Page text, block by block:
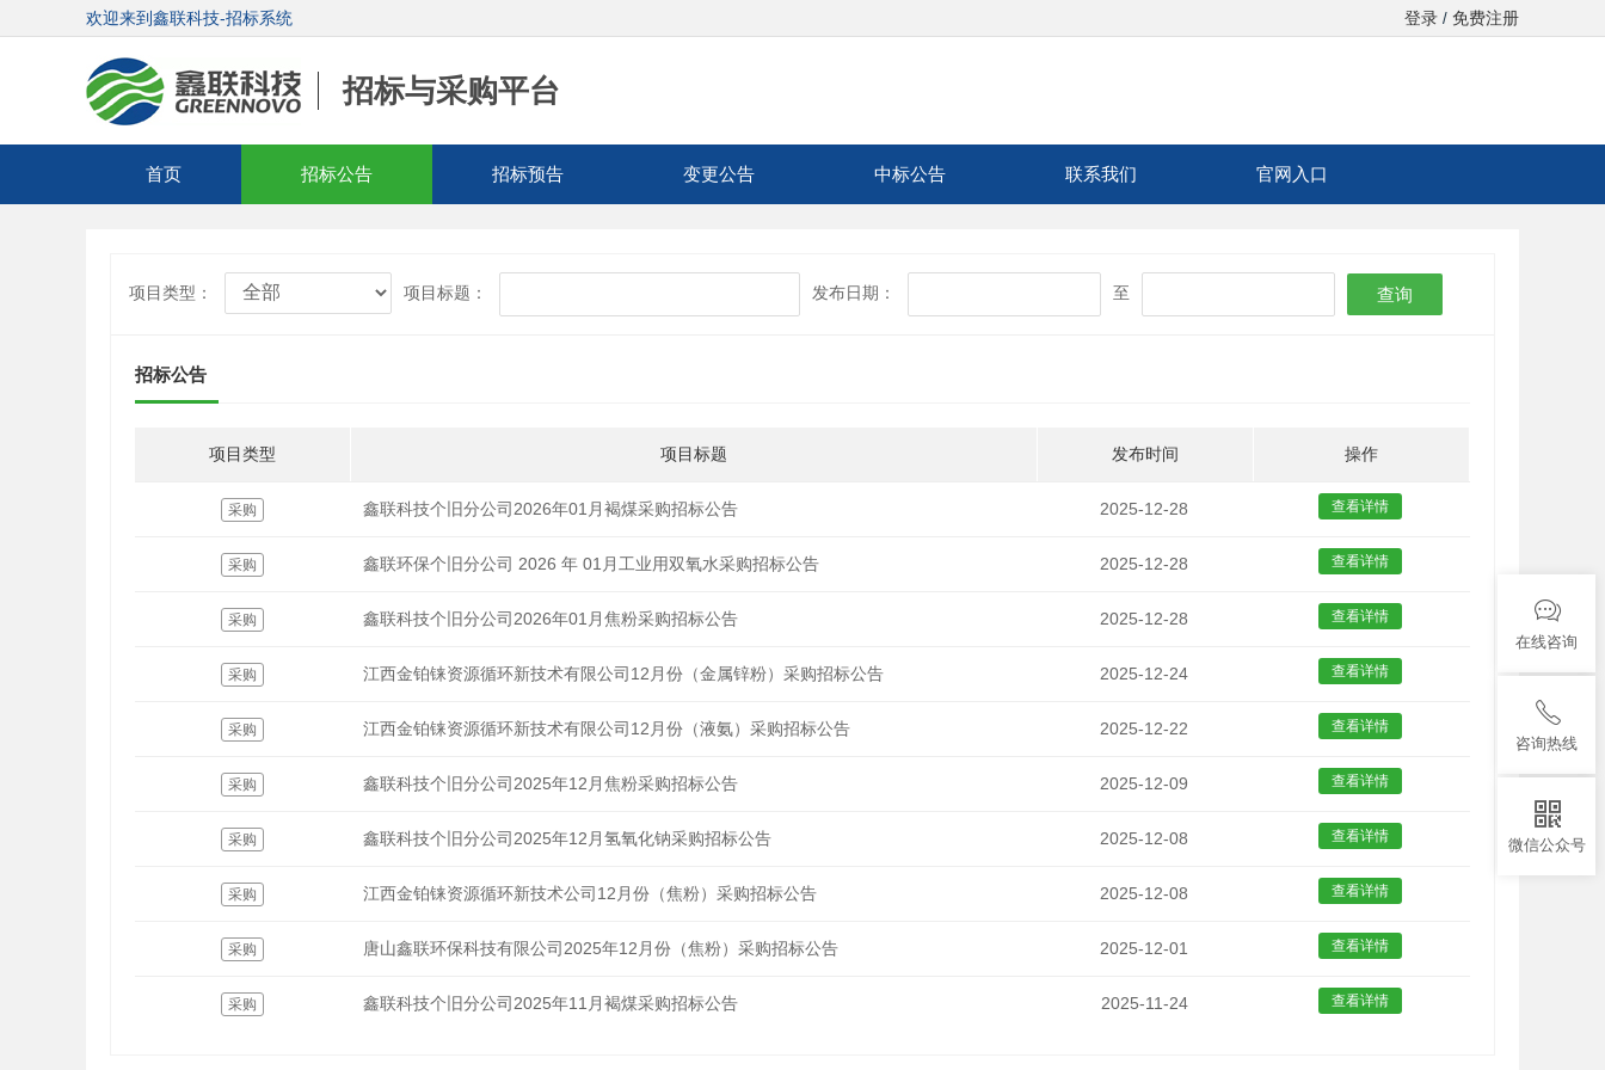
欢迎来到鑫联科技-招标系统 登录 / 免费注册
招标与采购平台
首页 招标公告 招标预告 变更公告 中标公告 联系我们 官网入口
项目类型： 项目标题： 发布日期： 至 查询
招标公告
项目类型 项目标题 发布时间 操作
采购 鑫联科技个旧分公司2026年01月褐煤采购招标公告 2025-12-28 查看详情
采购 鑫联环保个旧分公司 2026 年 01月工业用双氧水采购招标公告 2025-12-28 查看详情
采购 鑫联科技个旧分公司2026年01月焦粉采购招标公告 2025-12-28 查看详情
采购 江西金铂铼资源循环新技术有限公司12月份（金属锌粉）采购招标公告 2025-12-24 查看详情
采购 江西金铂铼资源循环新技术有限公司12月份（液氨）采购招标公告 2025-12-22 查看详情
采购 鑫联科技个旧分公司2025年12月焦粉采购招标公告 2025-12-09 查看详情
采购 鑫联科技个旧分公司2025年12月氢氧化钠采购招标公告 2025-12-08 查看详情
采购 江西金铂铼资源循环新技术公司12月份（焦粉）采购招标公告 2025-12-08 查看详情
采购 唐山鑫联环保科技有限公司2025年12月份（焦粉）采购招标公告 2025-12-01 查看详情
采购 鑫联科技个旧分公司2025年11月褐煤采购招标公告 2025-11-24 查看详情
在线咨询
咨询热线
微信公众号